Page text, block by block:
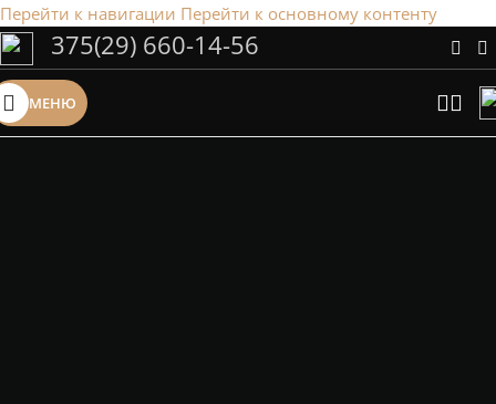
Перейти к навигации Перейти к основному контенту
Сэкономим Ваше время на подбор
Рассчитаем мощность | Предложим от 3х вариантов | В
наличии и под заказ
375(29) 660-14-56
МЕНЮ